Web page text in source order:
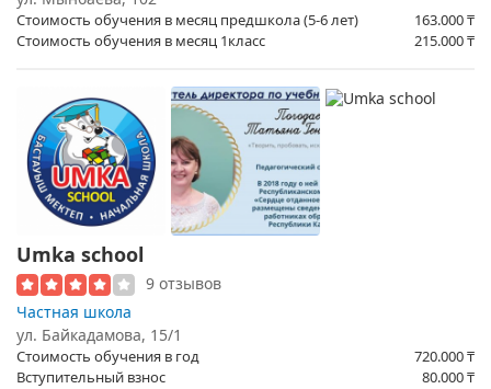
Стоимость обучения в месяц предшкола (5-6 лет) 163.000₸
Стоимость обучения в месяц 1класс
215.000₸
Umka school
9 отзывов
Частная школа
ул. Байкадамова, 15/1
Стоимость обучения в год 720.000₸
Вступительный взнос
80.000₸